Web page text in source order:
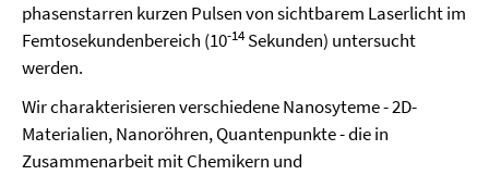
phasenstarren kurzen Pulsen von sichtbarem Laserlicht im
Femtosekundenbereich (10-14Sekunden) untersucht
werden.
Wir charakterisieren verschiedene Nanosyteme - 2D-
Materialien, Nanoröhren, Quantenpunkte - die in
Zusammenarbeit mit Chemikern und